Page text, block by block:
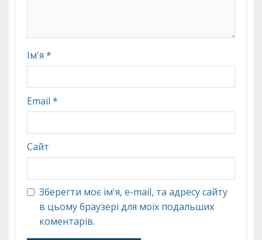
Ім'я *
Email *
Сайт
Зберегти моє ім'я, e-mail, та адресу сайту
в цьому браузері для моїх подальших
коментарів.